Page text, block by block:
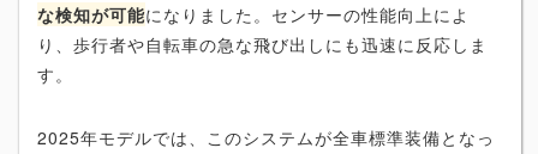
な検知が可能になりました。センサーの性能向上によ
り、歩行者や自転車の急な飛び出しにも迅速に反応しま
す。
2025年モデルでは、このシステムが全車標準装備となっ